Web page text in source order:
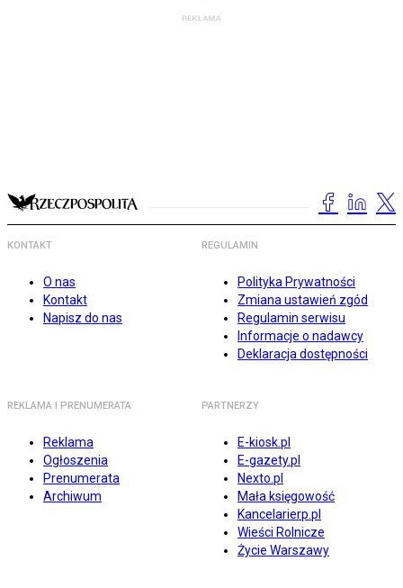
KONTAKT
O nas
Kontakt
Napisz do nas
REGULAMIN
Polityka Prywatności
Zmiana ustawień zgód
Regulamin serwisu
Informacje o nadawcy
Deklaracja dostępności
REKLAMA I PRENUMERATA
Reklama
Ogłoszenia
Prenumerata
Archiwum
PARTNERZY
E-kiosk.pl
E-gazety.pl
Nexto.pl
Mała księgowość
Kancelarierp.pl
Wieści Rolnicze
Życie Warszawy